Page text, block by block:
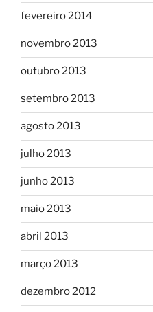
fevereiro 2014
novembro 2013
outubro 2013
setembro 2013
agosto 2013
julho 2013
junho 2013
maio 2013
abril 2013
março 2013
dezembro 2012